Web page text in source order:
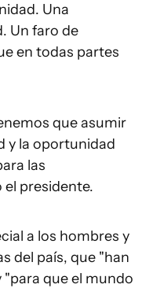
Una
Un faro de
en todas partes
que asumir
y la oportunidad
las
presidente.
a los hombres y
del país, que "han
"para que el mundo